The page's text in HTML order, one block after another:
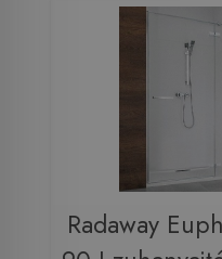
Radaway